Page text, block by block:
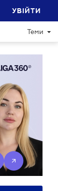
УВІЙТИ
Теми